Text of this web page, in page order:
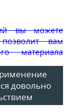
довольно